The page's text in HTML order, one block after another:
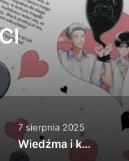
7 sierpnia 2025
Wiedźma i kot